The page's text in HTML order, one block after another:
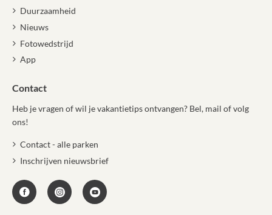
Duurzaamheid
Nieuws
Fotowedstrijd
App
Contact
Heb je vragen of wil je vakantietips ontvangen? Bel, mail of volg
ons!
Contact - alle parken
Inschrijven nieuwsbrief